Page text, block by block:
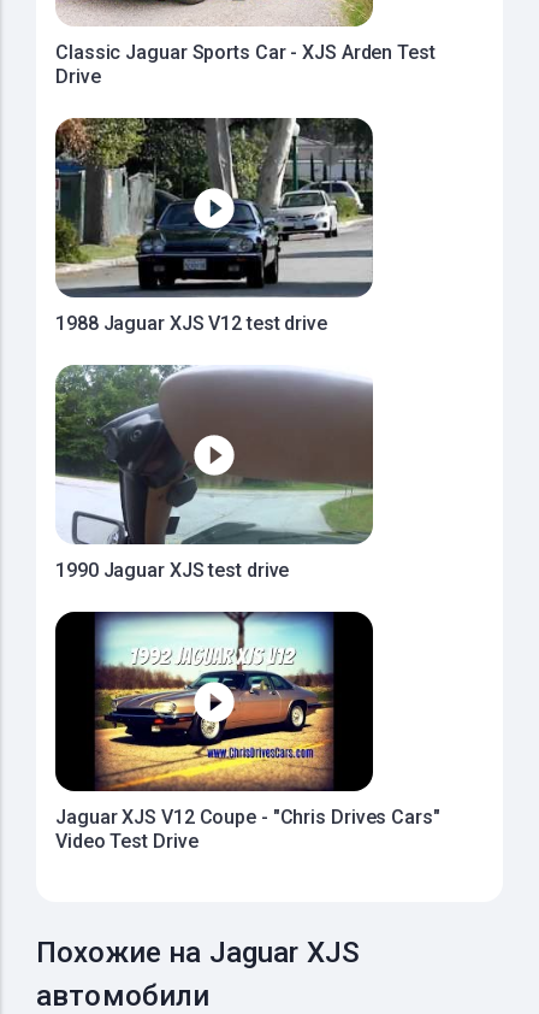
Classic Jaguar Sports Car - XJS Arden Test
Drive
1988 Jaguar XJS V12 test drive
1990 Jaguar XJS test drive
Jaguar XJS V12 Coupe - "Chris Drives Cars"
Video Test Drive
Похожие на Jaguar XJS
автомобили